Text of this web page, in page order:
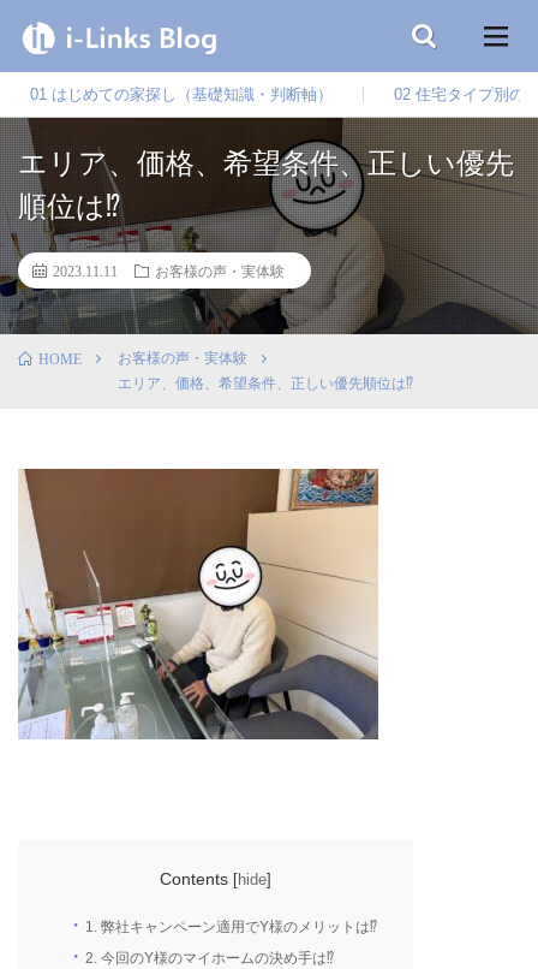
01 はじめての家探し（基礎知識・判断軸） 02 住宅タイプ別の
エリア、価格、希望条件、正しい優先
順位は⁉
2023.11.11 お客様の声・実体験
HOME
お客様の声・実体験
エリア、価格、希望条件、正しい優先順位は⁉
Contents [hide]
1. 弊社キャンペーン適用でY様のメリットは⁉
2. 今回のY様のマイホームの決め手は⁉